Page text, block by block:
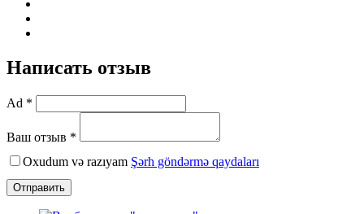
Написать отзыв
Ad *
Ваш отзыв *
Oxudum və razıyam Şərh göndərmə qaydaları
Отправить